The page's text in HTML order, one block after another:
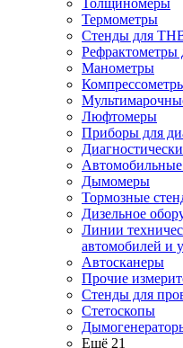
Толщиномеры
Термометры
Стенды для
Рефрактометры
Манометры
Люфтомеры
Приборы для
Автомобильные
Дымомеры
Тормозные
Дизельное
Линии
автомобилей и
Автосканеры
Прочие
Стенды для
Стетоскопы
Ещё 21